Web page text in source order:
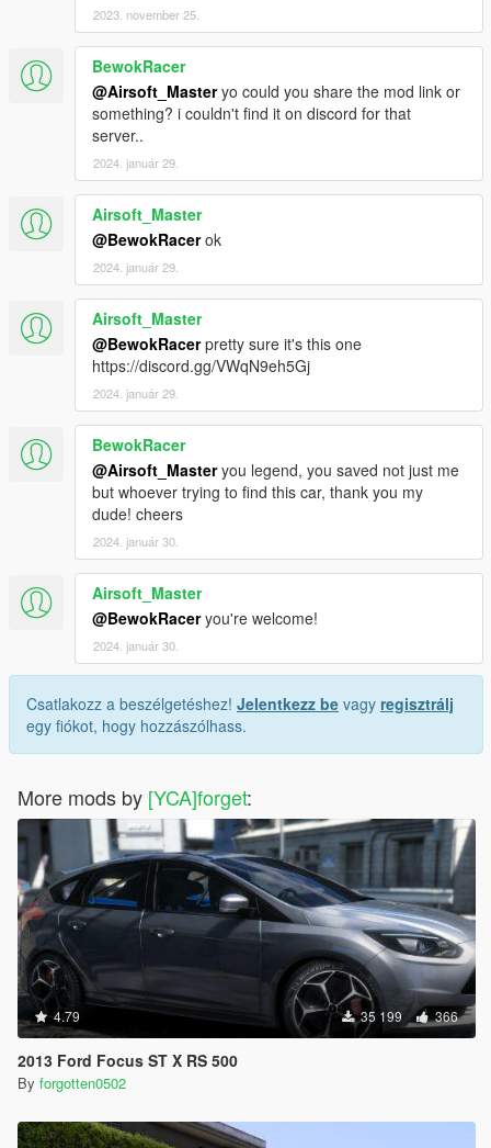
2023. november 25.
BewokRacer
@Airsoft_Masteryo could you share the mod link or
something? i couldn't find it on discord for that
server..
2024. január 29.
Airsoft_Master
@BewokRacerok
2024. január 29.
Airsoft_Master
@BewokRacerpretty sure it's this one
https://discord.gg/VWqN9eh5Gj
2024. január 29.
BewokRacer
@Airsoft_Masteryou legend, you saved not just me
but whoever trying to find this car, thank you my
dude! cheers
2024. január 30.
Airsoft_Master
@BewokRaceryou're welcome!
2024. január 30.
Csatlakozz a beszélgetéshez! Jelentkezz be vagy regisztrálj
egy fiókot, hogy hozzászólhass.
More mods by [YCA]forget:
4.79 35 199 366
2013 Ford Focus ST X RS 500
By forgotten0502